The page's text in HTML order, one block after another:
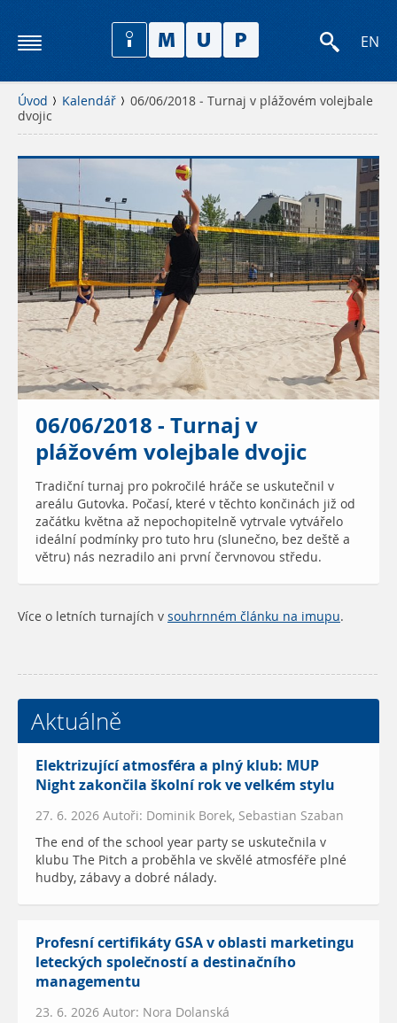
EN
Úvod Kalendář
06/06/2018 - Turnaj v plážovém volejbale
dvojic
06/06/2018 - Turnaj v
plážovém volejbale dvojic
Tradiční turnaj pro pokročilé hráče se uskutečnil v
areálu Gutovka. Počasí, které v těchto končinách již od
začátku května až nepochopitelně vytrvale vytvářelo
ideální podmínky pro tuto hru (slunečno, bez deště a
větru) nás nezradilo ani první červnovou středu.
Více o letních turnajích v souhrnném článku na imupu.
Aktuálně
Elektrizující atmosféra a plný klub: MUP
Night zakončila školní rok ve velkém stylu
27. 6. 2026 Autoři: Dominik Borek, Sebastian Szaban
The end of the school year party se uskutečnila v
klubu The Pitch a proběhla ve skvělé atmosféře plné
hudby, zábavy a dobré nálady.
Profesní certifikáty GSA v oblasti marketingu
leteckých společností a destinačního
managementu
23. 6. 2026 Autor: Nora Dolanská